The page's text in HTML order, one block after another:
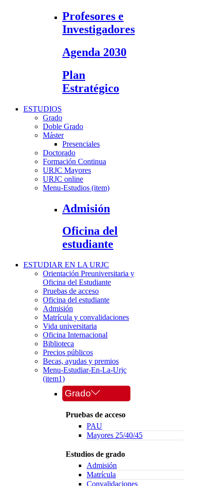
Profesores e
Investigadores
Agenda 2030
Plan
Estratégico
ESTUDIOS
Grado
Doble Grado
Máster
Presenciales
Doctorado
Formación Continua
URJC Mayores
URJC online
Menu-Estudios (item)
Admisión
Oficina del
estudiante
ESTUDIAR EN LA URJC
Orientación Preuniversitaria y
Oficina del Estudiante
Pruebas de acceso
Oficina del estudiante
Admisión
Matrícula y convalidaciones
Vida universitaria
Oficina Internacional
Biblioteca
Precios públicos
Becas, ayudas y premios
Menu-Estudiar-En-La-Urjc
(item1)
Grado
Pruebas de acceso
PAU
Mayores 25/40/45
Estudios de grado
Admisión
Matrícula
Convalidaciones